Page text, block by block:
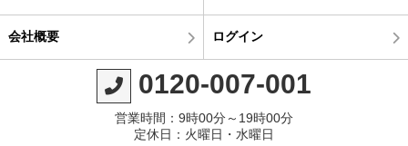
会社概要 ログイン
0120-007-001
営業時間：9時00分～19時00分
定休日：火曜日・水曜日